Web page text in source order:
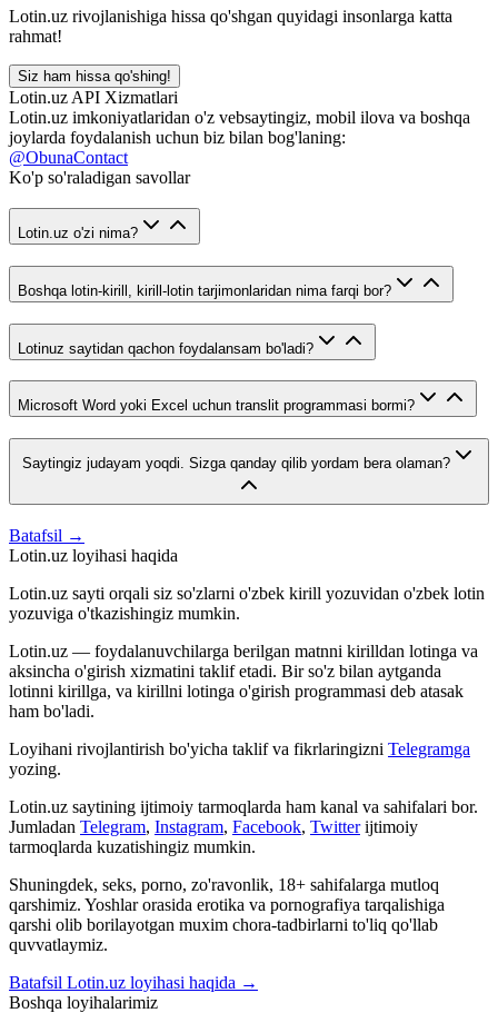
Lotin.uz rivojlanishiga hissa qo'shgan quyidagi insonlarga katta
rahmat!
Siz ham hissa qo'shing!
Lotin.uz API Xizmatlari
Lotin.uz imkoniyatlaridan o'z vebsaytingiz, mobil ilova va boshqa
joylarda foydalanish uchun biz bilan bog'laning:
@ObunaContact
Ko'p so'raladigan savollar
Lotin.uz o'zi nima?
Boshqa lotin-kirill, kirill-lotin tarjimonlaridan nima farqi bor?
Lotinuz saytidan qachon foydalansam bo'ladi?
Microsoft Word yoki Excel uchun translit programmasi bormi?
Saytingiz judayam yoqdi. Sizga qanday qilib yordam bera olaman?
Batafsil →
Lotin.uz loyihasi haqida
Lotin.uz sayti orqali siz so'zlarni o'zbek kirill yozuvidan o'zbek lotin
yozuviga o'tkazishingiz mumkin.
Lotin.uz — foydalanuvchilarga berilgan matnni kirilldan lotinga va
aksincha o'girish xizmatini taklif etadi. Bir so'z bilan aytganda
lotinni kirillga, va kirillni lotinga o'girish programmasi deb atasak
ham bo'ladi.
Loyihani rivojlantirish bo'yicha taklif va fikrlaringizni Telegramga
yozing.
Lotin.uz saytining ijtimoiy tarmoqlarda ham kanal va sahifalari bor.
Jumladan Telegram, Instagram, Facebook, Twitter ijtimoiy
tarmoqlarda kuzatishingiz mumkin.
Shuningdek, seks, porno, zo'ravonlik, 18+ sahifalarga mutloq
qarshimiz. Yoshlar orasida erotika va pornografiya tarqalishiga
qarshi olib borilayotgan muxim chora-tadbirlarni to'liq qo'llab
quvvatlaymiz.
Batafsil Lotin.uz loyihasi haqida →
Boshqa loyihalarimiz